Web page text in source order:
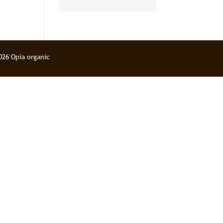
Opia organic